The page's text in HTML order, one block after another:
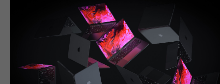
Вас может заинтересовать